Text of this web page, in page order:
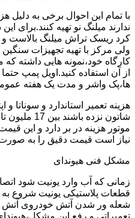
با تمام این احوال برخی به دلیل
ندارند میلنگ نو تهیه کنند.برای
کرد ریسک تراش میلنگ بالاست
ولی مرکز با تهیه تجهیزات
کارگاه خود،نمونه هایی داشته
از آن استفاده کنید.اویل پمپ
ها،پک واشر و مدت یک هفته
هزینه تعمیر استاندارد و سوناتا
شاتون نزده
موتور هزینه در بر دارد و این
نیاز است قیمت دقیق را به
مشکل فنی هیوندای
زمانی که آب وارد یونیت شود
قطعات پلاستیکی یونیت شروع به
شعله ور شدن آتش خودروی آتش
تعمیراتی و رفع این